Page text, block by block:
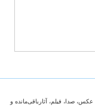
صدا، فیلم، آثارباقی‌مانده و